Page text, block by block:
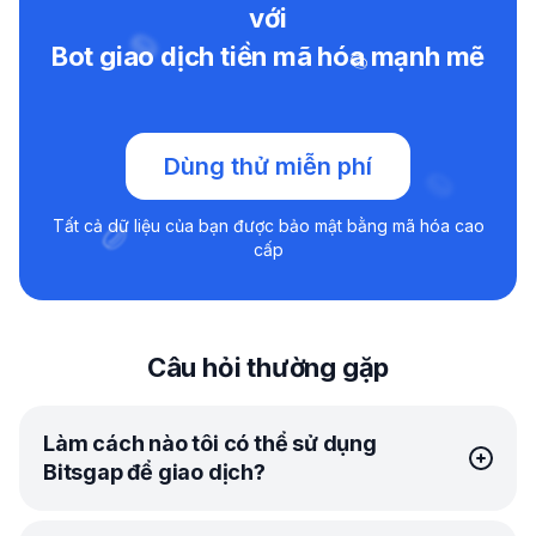
với
Bot giao dịch tiền mã hóa mạnh mẽ
Dùng thử miễn phí
Tất cả dữ liệu của bạn được bảo mật bằng mã hóa cao
cấp
Câu hỏi thường gặp
Làm cách nào tôi có thể sử dụng
Bitsgap để giao dịch?